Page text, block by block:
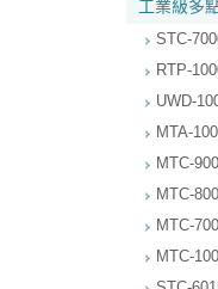
工業級多
STC-
RTP-
UWD-
MTA-
MTC-
MTC-
MTC-
MTC-